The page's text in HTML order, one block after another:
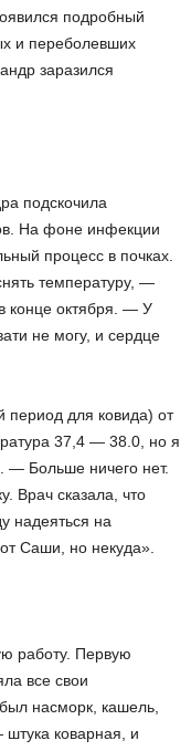
подробный
и переболевших
заразился
подскочила
На фоне инфекции
процесс в почках.
температуру, —
конце октября. — У
не могу, и сердце
период для ковида) от
37,4 — 38.0, но я
— Больше ничего нет.
Врач сказала, что
надеяться на
Саши, но некуда».
работу. Первую
все свои
насморк, кашель,
коварная, и